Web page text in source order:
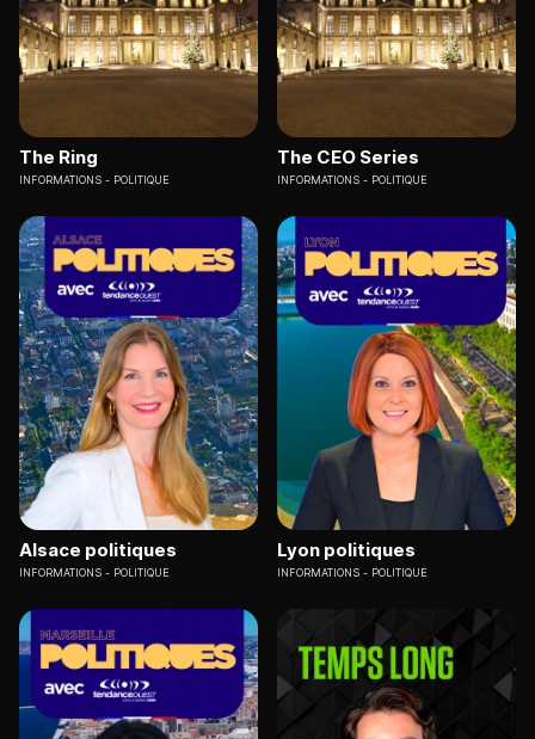
The Ring
INFORMATIONS POLITIQUE
The CEO Series
INFORMATIONS POLITIQUE
Alsace politiques
INFORMATIONS POLITIQUE
Lyon politiques
INFORMATIONS POLITIQUE